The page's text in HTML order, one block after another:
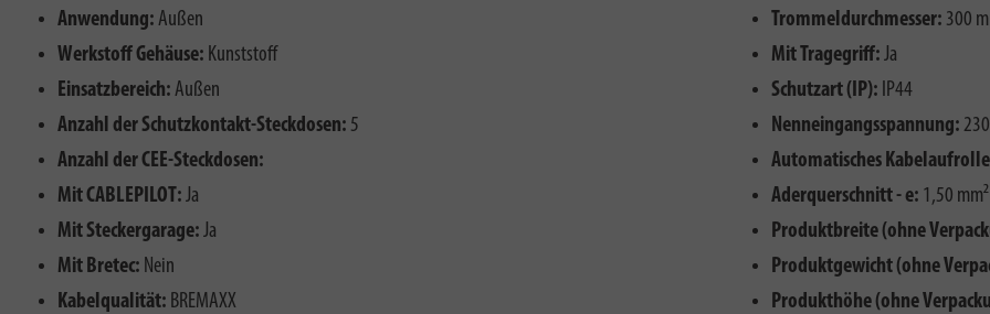
Anwendung: Außen
Werkstoff Gehäuse: Kunststoff
Einsatzbereich: Außen
Anzahl der Schutzkontakt-Steckdosen: 5
Anzahl der CEE-Steckdosen:
Mit CABLEPILOT: Ja
Mit Steckergarage: Ja
Mit Bretec: Nein
Kabelqualität: BREMAXX
Trommeldurchmesser: 300
Mit Tragegriff: Ja
Schutzart (IP): IP44
Nenneingangsspannung:
Automatisches
Aderquerschnitt - e: 1,50 mm²
Produktbreite (ohne
Produktgewicht (ohne
Produkthöhe (ohne